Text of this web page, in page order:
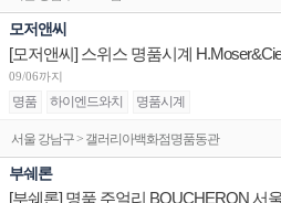
모저앤씨
09/06까지
명품 하이엔드와치 명품시계
서울 강남구 > 갤러리아백화점명품동관
부쉐론